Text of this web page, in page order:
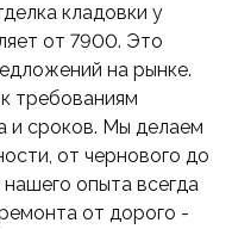
кладовки у
от 7900. Это
на рынке.
требованиям
и сроков. Мы делаем
от чернового до
опыта всегда
от дорого -